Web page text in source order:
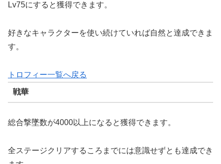
Lv75にすると獲得できます。
好きなキャラクターを使い続けていれば自然と達成できま
す。
トロフィー一覧へ戻る
戦華
総合撃墜数が4000以上になると獲得できます。
全ステージクリアするころまでには意識せずとも達成でき